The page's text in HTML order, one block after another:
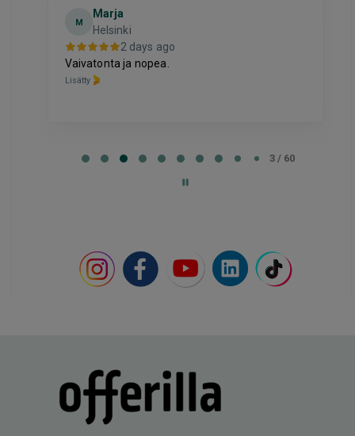
M
Marja
Helsinki
2 days ago
Vaivatonta ja nopea.
Lisätty
3 / 60